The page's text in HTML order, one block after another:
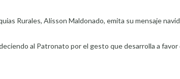
Rurales, Alisson Maldonado, emita su mensaje
al Patronato por el gesto que desarrolla a